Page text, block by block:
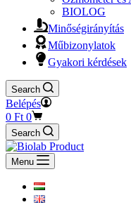
BIOLOG
Minőségirányítás
Műbizonylatok
Gyakori kérdések
Search
Belépés
Ajánlatkérő
kosár
0 Ft 0
Search
Menu